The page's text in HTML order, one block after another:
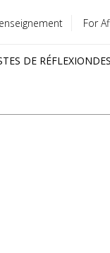
For
DE RÉFLEXION